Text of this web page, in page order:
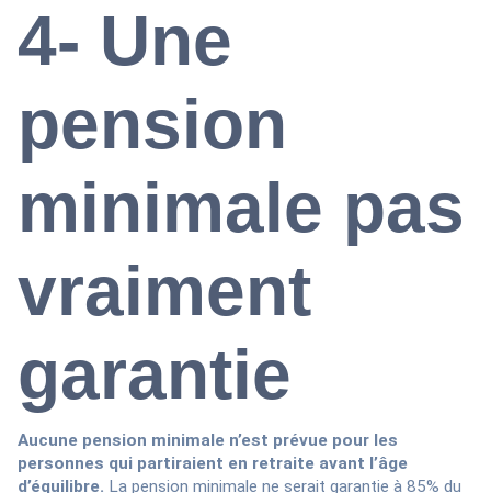
4- Une
pension
minimale pas
vraiment
garantie
Aucune pension minimale n’est prévue pour les
personnes qui partiraient en retraite avant l’âge
d’équilibre. La pension minimale ne serait garantie à 85% du